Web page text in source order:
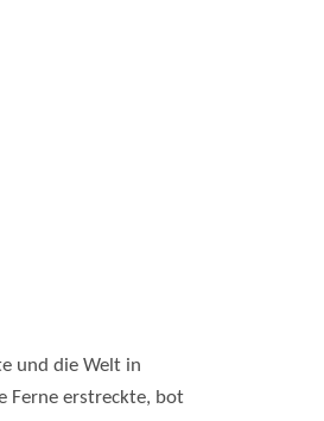
und die Welt in
Ferne erstreckte, bot